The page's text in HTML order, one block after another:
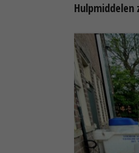
Hulpmiddelen